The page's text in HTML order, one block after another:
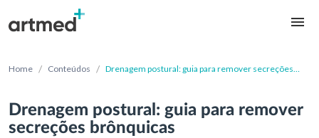
Home / Conteúdos / Drenagem postural: guia para remover secreções
Drenagem postural: guia para remover
secreções brônquicas